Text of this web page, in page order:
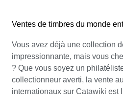
Ventes de timbres du monde
Vous avez déjà une collection
impressionnante, mais vous
? Que vous soyez un
collectionneur averti, la vente
internationaux sur Catawiki est